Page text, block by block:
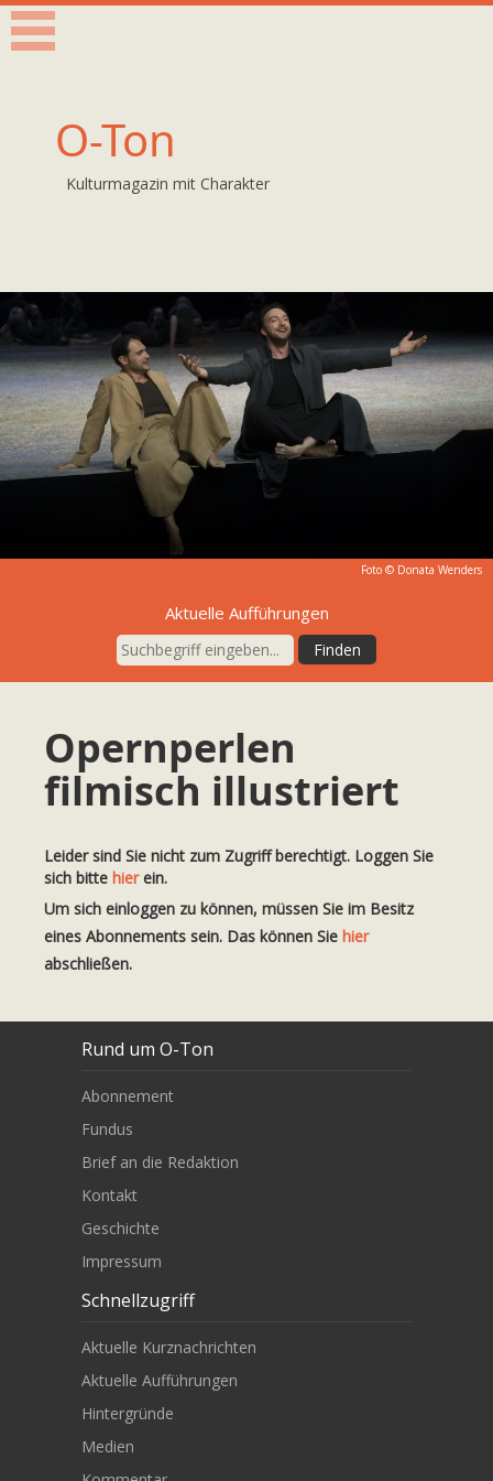
O-Ton
Kulturmagazin mit Charakter
Foto © Donata Wenders
Aktuelle Aufführungen
Opernperlen
filmisch illustriert
Leider sind Sie nicht zum Zugriff berechtigt. Loggen Sie
sich bitte hierein.
Um sich einloggen zu können, müssen Sie im Besitz
eines Abonnements sein. Das können Sie hier
abschließen.
Rund um O-Ton
Abonnement
Fundus
Brief an die Redaktion
Kontakt
Geschichte
Impressum
Schnellzugriff
Aktuelle Kurznachrichten
Aktuelle Aufführungen
Hintergründe
Medien